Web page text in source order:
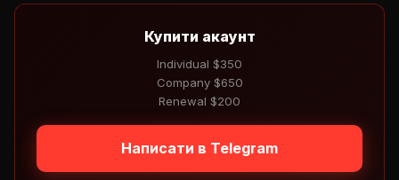
Купити акаунт
Individual $350
Company $650
Renewal $200
Написати в Telegram